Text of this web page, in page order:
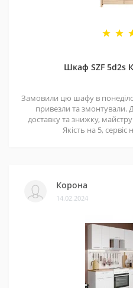
Шкаф SZF 5d2s
Замовили цю шафу в
привезли та
доставку та знижку,
Якість на 5,
Корона
14.02.2024